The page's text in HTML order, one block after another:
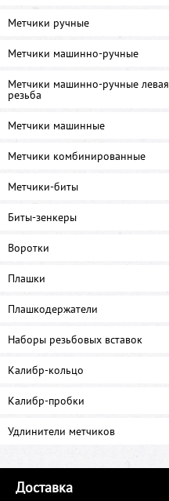
Метчики ручные
Метчики машинно-ручные
Метчики машинно-ручные левая
резьба
Метчики машинные
Метчики комбинированные
Метчики-биты
Биты-зенкеры
Воротки
Плашки
Плашкодержатели
Наборы резьбовых вставок
Калибр-кольцо
Калибр-пробки
Удлинители метчиков
Доставка